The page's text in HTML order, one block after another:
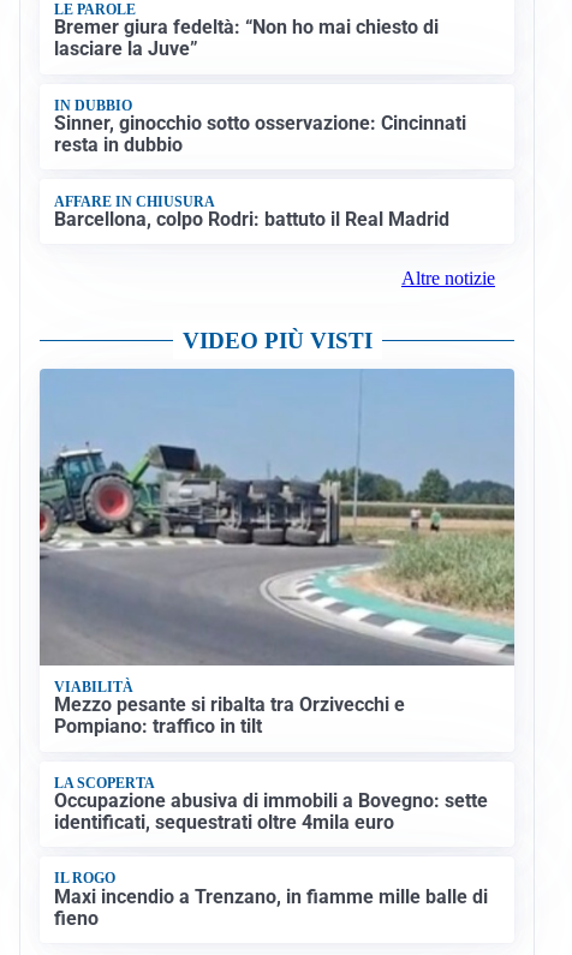
LE PAROLE
Bremer giura fedeltà: “Non ho mai chiesto di
lasciare la Juve”
IN DUBBIO
Sinner, ginocchio sotto osservazione: Cincinnati
resta in dubbio
AFFARE IN CHIUSURA
Barcellona, colpo Rodri: battuto il Real Madrid
Altre notizie
VIDEO PIÙ VISTI
VIABILITÀ
Mezzo pesante si ribalta tra Orzivecchi e
Pompiano: traffico in tilt
LA SCOPERTA
Occupazione abusiva di immobili a Bovegno: sette
identificati, sequestrati oltre 4mila euro
IL ROGO
Maxi incendio a Trenzano, in fiamme mille balle di
fieno